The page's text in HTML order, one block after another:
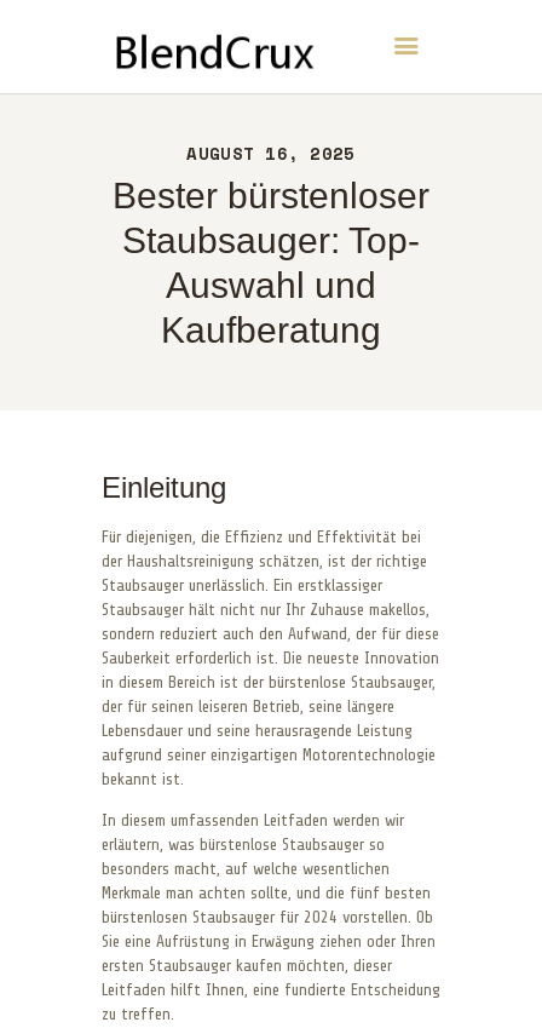
AUGUST 16, 2025
Bester bürstenloser
Staubsauger: Top-
Auswahl und
Kaufberatung
BlendCrux
ÜBER UNS
KONTAKT
RICHTLINIEN
DEUTSCH
Einleitung
Für diejenigen, die Effizienz und Effektivität bei
der Haushaltsreinigung schätzen, ist der richtige
Staubsauger unerlässlich. Ein erstklassiger
Staubsauger hält nicht nur Ihr Zuhause makellos,
sondern reduziert auch den Aufwand, der für diese
Sauberkeit erforderlich ist. Die neueste Innovation
in diesem Bereich ist der bürstenlose Staubsauger,
der für seinen leiseren Betrieb, seine längere
Lebensdauer und seine herausragende Leistung
aufgrund seiner einzigartigen Motorentechnologie
bekannt ist.
In diesem umfassenden Leitfaden werden wir
erläutern, was bürstenlose Staubsauger so
besonders macht, auf welche wesentlichen
Merkmale man achten sollte, und die fünf besten
bürstenlosen Staubsauger für 2024 vorstellen. Ob
Sie eine Aufrüstung in Erwägung ziehen oder Ihren
ersten Staubsauger kaufen möchten, dieser
Leitfaden hilft Ihnen, eine fundierte Entscheidung
zu treffen.